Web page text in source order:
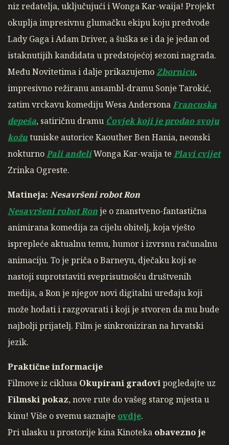
niz redatelja, uključujući i Wonga Kar-waija! Projekt
okuplja impresivnu glumačku ekipu koju predvode
Lady Gaga i Adam Driver, a šuška se i da je jedan od
istaknutijih kandidata u predstojećoj sezoni nagrada.
Među Novitetima i dalje prikazujemoZbornicu,
impresivno režiranu ansambl-dramu Sonje Tarokić,
zatim vrckavu komediju Wesa AndersonaFrancuska
depeša, satiričnu dramu Čovjek koji je prodao svoju
kožutuniske autorice Kaouther Ben Hania, neonski
nokturnoPali anđeliWonga Kar-waija te Plavi cvijet
Zrinka Ogreste.
Matineja: Nesavršeni robot Ron
Nesavršeni robot Ronje o znanstveno-fantastična
animirana komedija za cijelu obitelj, koja vješto
isprepleće aktualnu temu, humor i izvrsnu računalnu
animaciju. To je priča o Barneyu, dječaku koji se
nastoji suprotstaviti sveprisutnošću društvenih
medija, a Ron je njegov novi digitalni uređaju koji
može hodati i razgovarati i koji je stvoren da mu bude
najbolji prijatelj. Film je sinkroniziran na hrvatski
jezik.
Praktične informacije
Filmove iz ciklusa Okupirani gradovipogledajte uz
Filmski pokaz, nove rute do vašeg starog mjesta u
kinu! Više o svemu saznajte ovdje.
Pri ulasku u prostorije kina Kinoteka obavezno je